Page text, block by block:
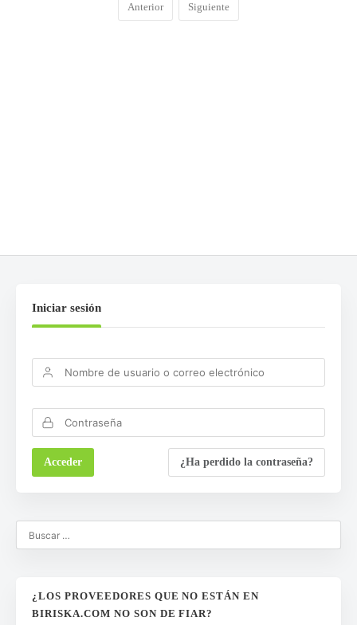
Anterior Siguiente
Iniciar sesión
¿Ha perdido la contraseña?
¿LOS PROVEEDORES QUE NO ESTÁN EN
BIRISKA.COM NO SON DE FIAR?